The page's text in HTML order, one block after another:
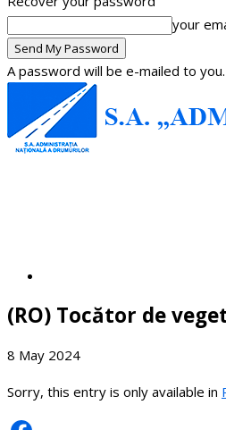
your
A password will be e-mailed to you.
(RO) Tocător de
8 May 2024
Sorry, this entry is only available in